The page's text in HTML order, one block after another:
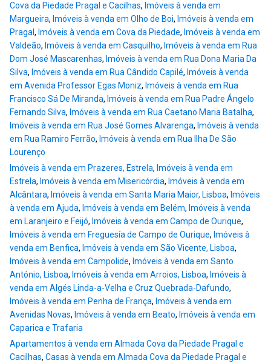
Cova da Piedade Pragal e Cacilhas, Imóveis à venda em
Margueira, Imóveis à venda em Olho de Boi, Imóveis à venda em
Pragal, Imóveis à venda em Cova da Piedade, Imóveis à venda em
Valdeão, Imóveis à venda em Casquilho, Imóveis à venda em Rua
Dom José Mascarenhas, Imóveis à venda em Rua Dona Maria Da
Silva, Imóveis à venda em Rua Cândido Capilé, Imóveis à venda
em Avenida Professor Egas Moniz, Imóveis à venda em Rua
Francisco Sá De Miranda, Imóveis à venda em Rua Padre Ángelo
Fernando Silva, Imóveis à venda em Rua Caetano Maria Batalha,
Imóveis à venda em Rua José Gomes Alvarenga, Imóveis à venda
em Rua Ramiro Ferrão, Imóveis à venda em Rua Ilha De São
Lourenço
Imóveis à venda em Prazeres, Estrela, Imóveis à venda em
Estrela, Imóveis à venda em Misericórdia, Imóveis à venda em
Alcântara, Imóveis à venda em Santa Maria Maior, Lisboa, Imóveis
à venda em Ajuda, Imóveis à venda em Belém, Imóveis à venda
em Laranjeiro e Feijó, Imóveis à venda em Campo de Ourique,
Imóveis à venda em Freguesía de Campo de Ourique, Imóveis à
venda em Benfica, Imóveis à venda em São Vicente, Lisboa,
Imóveis à venda em Campolide, Imóveis à venda em Santo
António, Lisboa, Imóveis à venda em Arroios, Lisboa, Imóveis à
venda em Algés Linda-a-Velha e Cruz Quebrada-Dafundo,
Imóveis à venda em Penha de França, Imóveis à venda em
Avenidas Novas, Imóveis à venda em Beato, Imóveis à venda em
Caparica e Trafaria
Apartamentos à venda em Almada Cova da Piedade Pragal e
Cacilhas, Casas à venda em Almada Cova da Piedade Pragal e